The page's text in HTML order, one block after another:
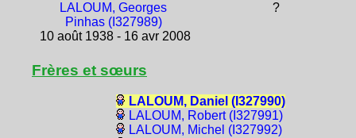
LALOUM, Georges
Pinhas (I327989)
10 août 1938 - 16 avr 2008
?
Frères et sœurs
LALOUM, Daniel (I327990)
LALOUM, Robert (I327991)
LALOUM, Michel (I327992)